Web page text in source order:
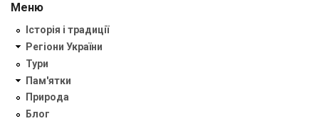
Меню
Історія і традиції
Регіони України
Тури
Пам'ятки
Природа
Блог